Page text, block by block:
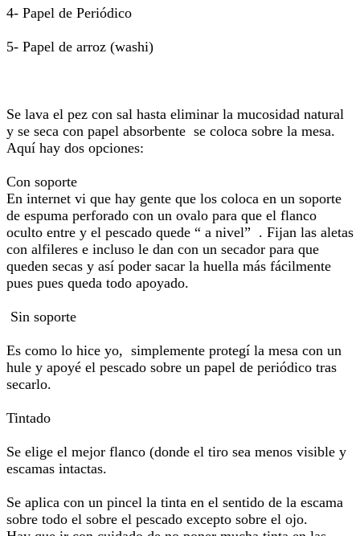
4- Papel de Periódico
5- Papel de arroz (washi)
Se lava el pez con sal hasta eliminar la mucosidad natural
y se seca con papel absorbente se coloca sobre la mesa.
Aquí hay dos opciones:
Con soporte
En internet vi que hay gente que los coloca en un soporte
de espuma perforado con un ovalo para que el flanco
oculto entre y el pescado quede “ a nivel” . Fijan las aletas
con alfileres e incluso le dan con un secador para que
queden secas y así poder sacar la huella más fácilmente
pues pues queda todo apoyado.
Sin soporte
Es como lo hice yo, simplemente protegí la mesa con un
hule y apoyé el pescado sobre un papel de periódico tras
secarlo.
Tintado
Se elige el mejor flanco (donde el tiro sea menos visible y
escamas intactas.
Se aplica con un pincel la tinta en el sentido de la escama
sobre todo el sobre el pescado excepto sobre el ojo.